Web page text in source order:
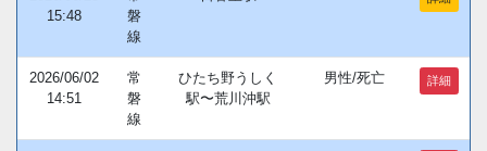
15:48
磐
線
2026/06/02
14:51
常
磐
線
ひたち野うしく
駅〜荒川沖駅
男性/死亡 詳細